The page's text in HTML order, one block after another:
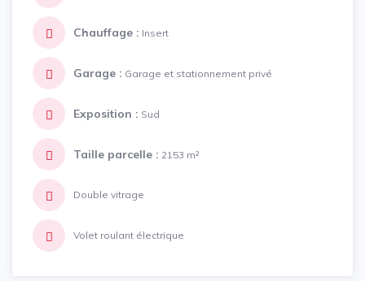
Chauffage : Insert
Garage : Garage et stationnement privé
Exposition : Sud
Taille parcelle : 2153 m²
Double vitrage
Volet roulant électrique